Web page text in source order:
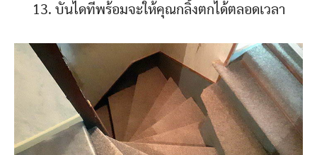
13. บันไดที่พร้อมจะให้คุณกลิ้งตกได้ตลอดเวลา